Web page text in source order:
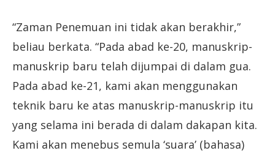
“Zaman Penemuan ini tidak akan berakhir,”
beliau berkata. “Pada abad ke-20, manuskrip-
manuskrip baru telah dijumpai di dalam gua.
Pada abad ke-21, kami akan menggunakan
teknik baru ke atas manuskrip-manuskrip itu
yang selama ini berada di dalam dakapan kita.
Kami akan menebus semula ‘suara’ (bahasa)